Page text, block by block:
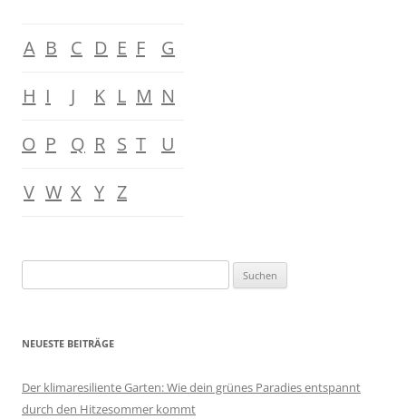
A B C D E F
G
H I J K L M N
O P Q R S T
U
V W X Y Z
nach:
NEUESTE BEITRÄGE
Der klimaresiliente Garten: Wie dein grünes Paradies entspannt
durch den Hitzesommer kommt